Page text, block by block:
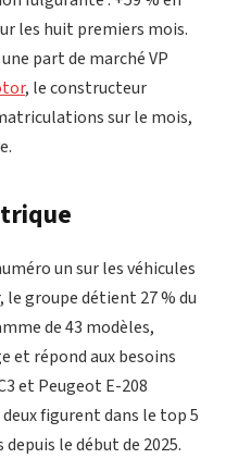
les huit premiers mois.
part de marché VP
, le constructeur
sur le mois,
un sur les véhicules
le groupe détient 27 % du
de 43 modèles,
et répond aux besoins
et Peugeot E-208
figurent dans le top 5
le début de 2025.